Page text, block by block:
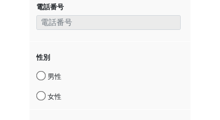
電話番号
性別
男性
女性